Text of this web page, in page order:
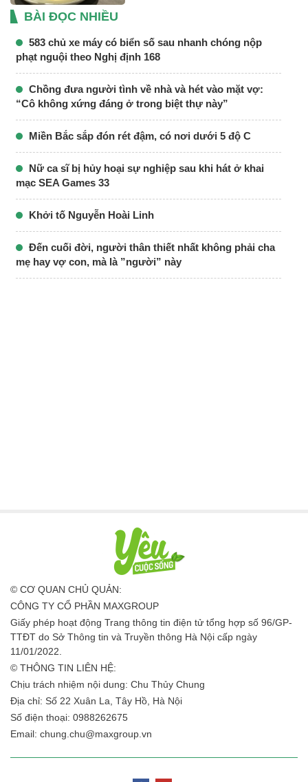
BÀI ĐỌC NHIỀU
583 chủ xe máy có biển số sau nhanh chóng nộp
phạt nguội theo Nghị định 168
Chồng đưa người tình về nhà và hét vào mặt vợ:
“Cô không xứng đáng ở trong biệt thự này”
Miền Bắc sắp đón rét đậm, có nơi dưới 5 độ C
Nữ ca sĩ bị hủy hoại sự nghiệp sau khi hát ở khai
mạc SEA Games 33
Khởi tố Nguyễn Hoài Linh
Đến cuối đời, người thân thiết nhất không phải cha
mẹ hay vợ con, mà là ”người” này
© CƠ QUAN CHỦ QUẢN:
CÔNG TY CỔ PHẦN MAXGROUP
Giấy phép hoạt động Trang thông tin điện tử tổng hợp số 96/GP-
TTĐT do Sở Thông tin và Truyền thông Hà Nội cấp ngày
11/01/2022.
© THÔNG TIN LIÊN HỆ:
Chịu trách nhiệm nội dung: Chu Thủy Chung
Địa chỉ: Số 22 Xuân La, Tây Hồ, Hà Nội
Số điện thoại: 0988262675
Email: chung.chu@maxgroup.vn